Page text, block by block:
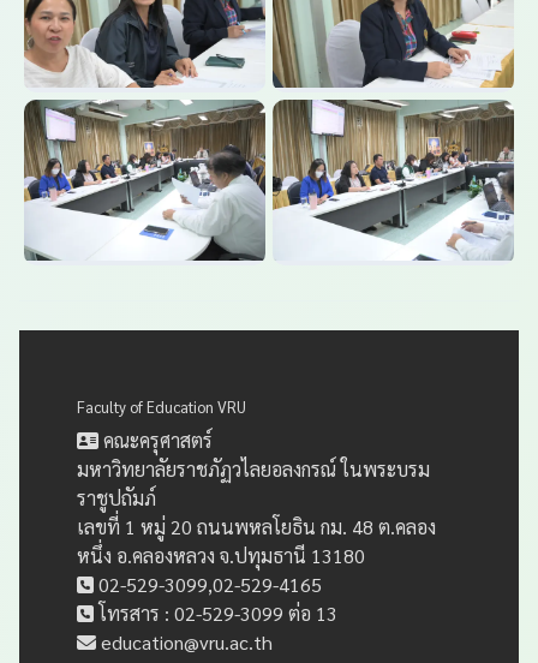
Faculty of Education VRU
คณะครุศาสตร์
มหาวิทยาลัยราชภัฏวไลยอลงกรณ์ ในพระบรม
ราชูปถัมภ์
เลขที่ 1 หมู่ 20 ถนนพหลโยธิน กม. 48 ต.คลอง
หนึ่ง อ.คลองหลวง จ.ปทุมธานี 13180
02-529-3099,02-529-4165
โทรสาร : 02-529-3099 ต่อ 13
education@vru.ac.th